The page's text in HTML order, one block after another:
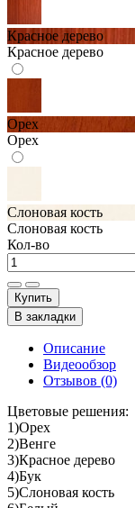
Красное дерево
Красное дерево
Орех
Орех
Слоновая кость
Слоновая кость
Кол-во
Купить
В закладки
Описание
Видеообзор
Отзывов (0)
Цветовые решения:
1)Орех
2)Венге
3)Красное дерево
4)Бук
5)Слоновая кость